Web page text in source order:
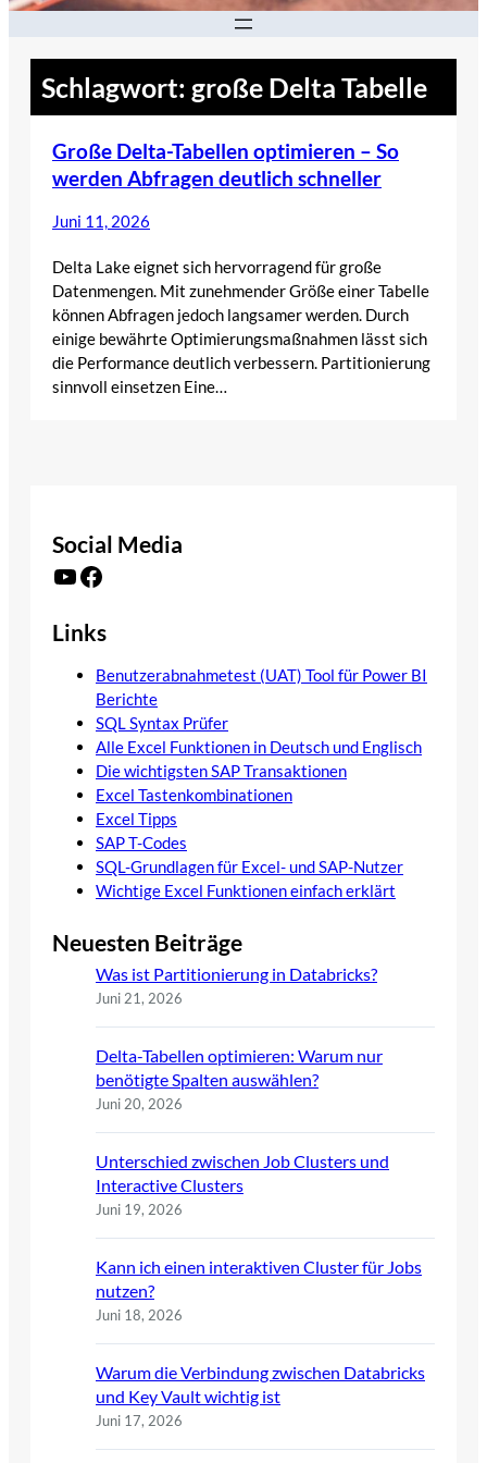
Schlagwort: große Delta Tabelle
Große Delta-Tabellen optimieren – So
werden Abfragen deutlich schneller
Juni 11, 2026
Delta Lake eignet sich hervorragend für große
Datenmengen. Mit zunehmender Größe einer Tabelle
können Abfragen jedoch langsamer werden. Durch
einige bewährte Optimierungsmaßnahmen lässt sich
die Performance deutlich verbessern. Partitionierung
sinnvoll einsetzen Eine…
Social Media
YouTube Facebook
Links
Benutzerabnahmetest (UAT) Tool für Power BI
Berichte
SQL Syntax Prüfer
Alle Excel Funktionen in Deutsch und Englisch
Die wichtigsten SAP Transaktionen
Excel Tastenkombinationen
Excel Tipps
SAP T-Codes
SQL-Grundlagen für Excel- und SAP-Nutzer
Wichtige Excel Funktionen einfach erklärt
Neuesten Beiträge
Was ist Partitionierung in Databricks?
Juni 21, 2026
Delta-Tabellen optimieren: Warum nur
benötigte Spalten auswählen?
Juni 20, 2026
Unterschied zwischen Job Clusters und
Interactive Clusters
Juni 19, 2026
Kann ich einen interaktiven Cluster für Jobs
nutzen?
Juni 18, 2026
Warum die Verbindung zwischen Databricks
und Key Vault wichtig ist
Juni 17, 2026